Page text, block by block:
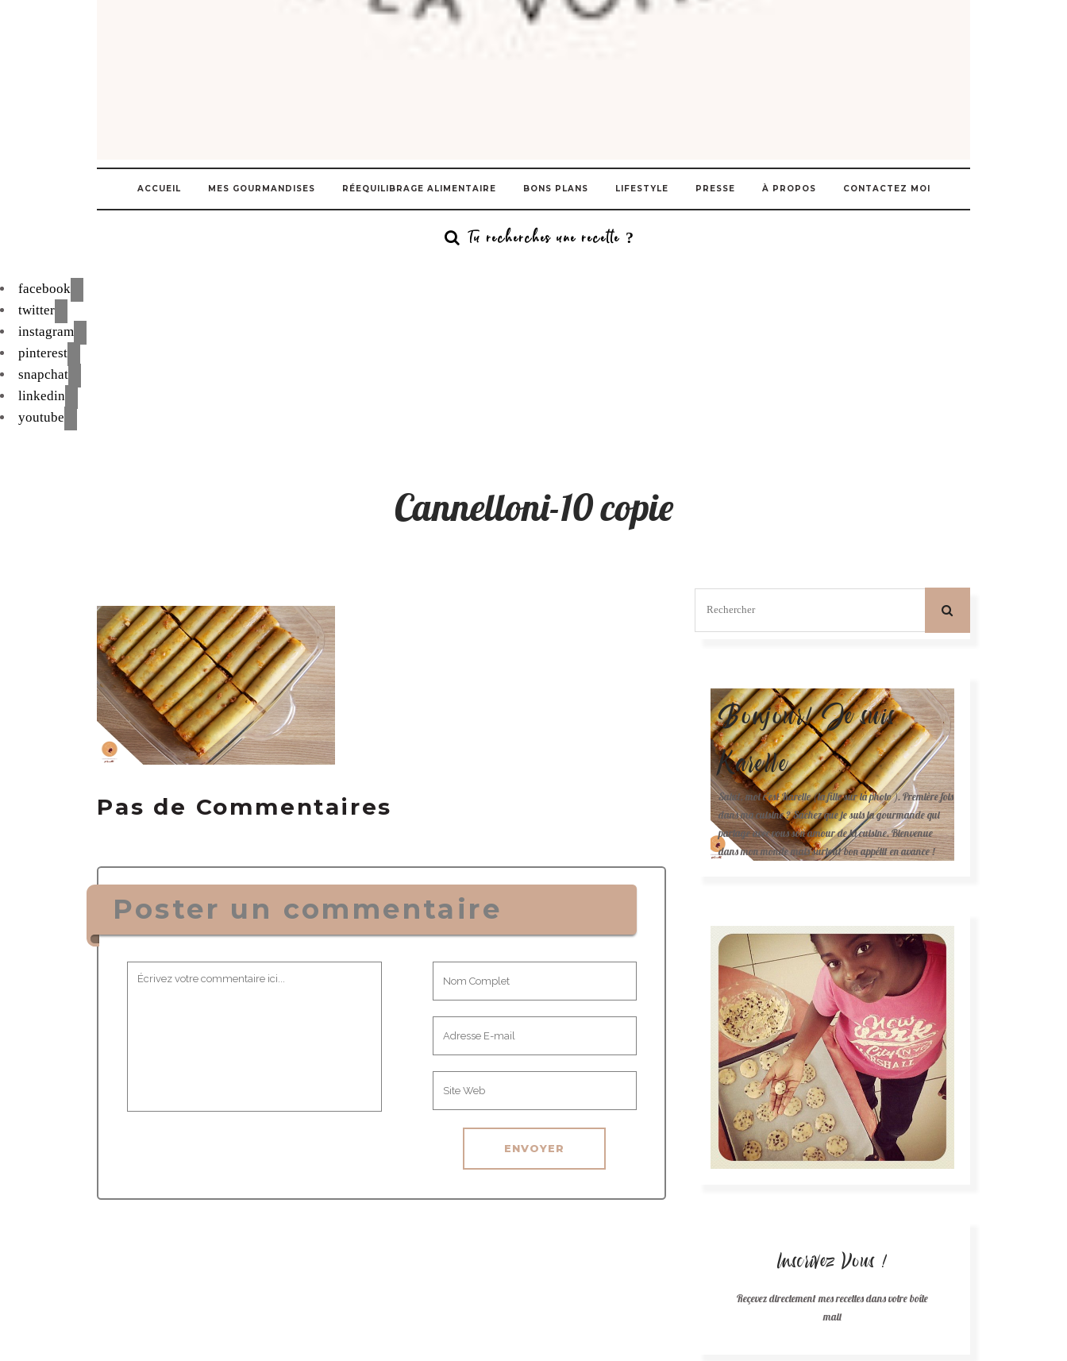
ACCUEIL MES GOURMANDISES RÉEQUILIBRAGE ALIMENTAIRE BONS PLANS LIFESTYLE PRESSE À PROPOS CONTACTEZ MOI
facebook
twitter
instagram
pinterest
snapchat
linkedin
youtube
Cannelloni-10 copie
Pas de Commentaires
Poster un commentaire
Bonjour! Je suis
Karelle.
Salut, moi c'est Karelle (la fille sur la photo ). Première fois
dans ma cuisine ? Sachez que je suis la gourmande qui
partage avec vous son amour de la cuisine. Bienvenue
dans mon monde mais surtout bon appétit en avance !
Inscrivez Vous !
Reçevez directement mes recettes dans votre boîte
mail